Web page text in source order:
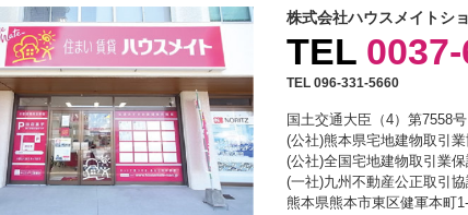
株式会社ハウスメイトシ
TEL
TEL 096-331-5660
国土交通大臣（4）第7558号
(公社)熊本県宅地建物取引業
(公社)全国宅地建物取引業
(一社)九州不動産公正取引協
熊本県熊本市東区健軍本町